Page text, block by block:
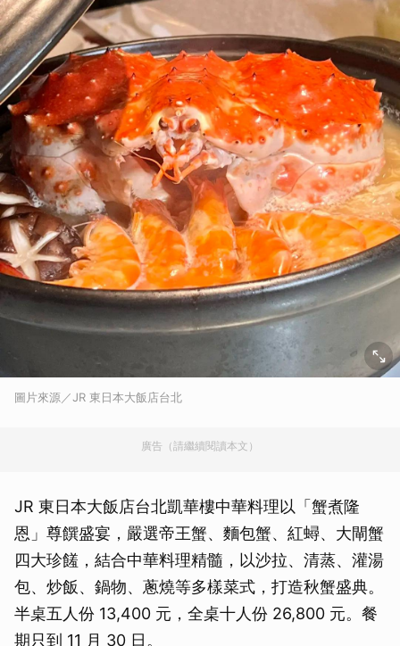
圖片來源／JR 東日本大飯店台北
廣告（請繼續閱讀本文）
JR 東日本大飯店台北凱華樓中華料理以「蟹煮隆
恩」尊饌盛宴，嚴選帝王蟹、麵包蟹、紅蟳、大閘蟹
四大珍饈，結合中華料理精髓，以沙拉、清蒸、灌湯
包、炒飯、鍋物、蔥燒等多樣菜式，打造秋蟹盛典。
半桌五人份 13,400 元，全桌十人份 26,800 元。餐
期只到 11 月 30 日。